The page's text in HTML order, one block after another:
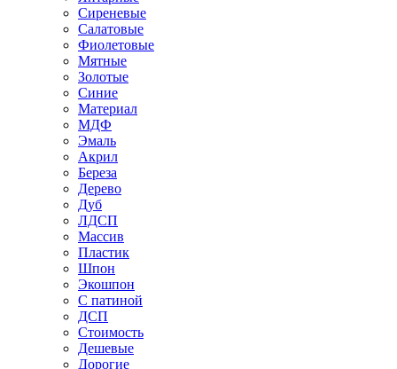
Сиреневые
Салатовые
Фиолетовые
Мятные
Золотые
Синие
Материал
МДФ
Эмаль
Акрил
Береза
Дерево
Дуб
ЛДСП
Массив
Пластик
Шпон
Экошпон
С патиной
ДСП
Стоимость
Дешевые
Дорогие